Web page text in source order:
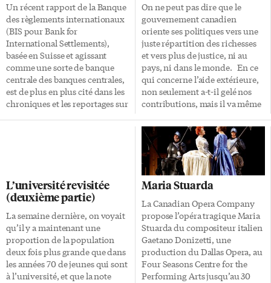
Un récent rapport de la Banque
des règlements internationaux
(BIS pour Bank for
International Settlements),
basée en Suisse et agissant
comme une sorte de banque
centrale des banques centrales,
est de plus en plus cité dans les
chroniques et les reportages sur
crédit depuis trop longtemps et
nos dettes dépasseront bientôt
toute capacité réaliste de les
rembourser, mais nos
gouvernements n’ont pas les
couilles pour renégocier les
engagements qu’ils ont pris
envers […]
On ne peut pas dire que le
gouvernement canadien
oriente ses politiques vers une
juste répartition des richesses
et vers plus de justice, ni au
pays, ni dans le monde. En ce
qui concerne l’aide extérieure,
non seulement a-t-il gelé nos
contributions, mais il va même
place d’une très faible taxe
internationale de 0,05% sur les
transactions financières, taxe
qui affecterait à peine les
spéculateurs et qui permettrait
de générer plusieurs centaines
de milliards de dollars par
année pour le développement
international. Le
gouvernement canadien doit
changer son approche dans ce
domaine! Il […]
L’université revisitée
(deuxième partie)
La semaine dernière, on voyait
qu’il y a maintenant une
proportion de la population
deux fois plus grande que dans
les années 70 de jeunes qui sont
à l’université, et que la note
Maria Stuarda
La Canadian Opera Company
propose l’opéra tragique Maria
Stuarda du compositeur italien
Gaetano Donizetti, une
production du Dallas Opera, au
Four Seasons Centre for the
Performing Arts jusqu’au 30